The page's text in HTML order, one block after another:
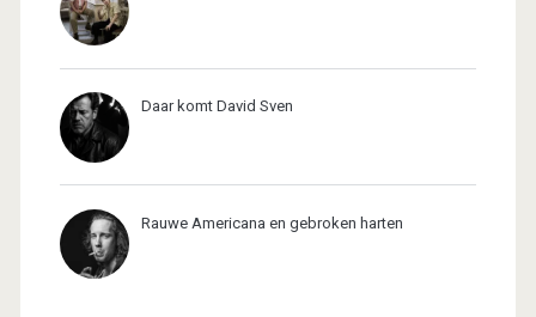
Daar komt David Sven
Rauwe Americana en gebroken harten